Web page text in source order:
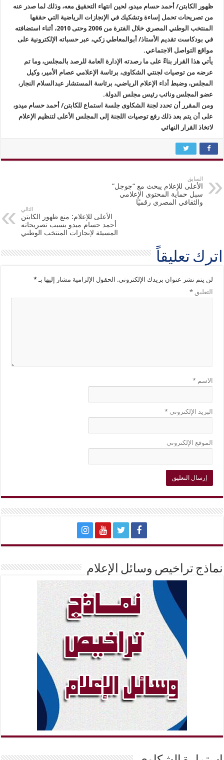
ظهور الكابتن/ أحمد حسام ميدو، لحين انتهاء التحقيق معه، وذلك لما صدر عنه
من تصريحات تحمل إساءة وتشكيك في الإنجازات الرياضية التي حققها
المنتخب الوطني المصري خلال الفترة من 2006 وحتى 2010، أثناء استضافته
في بودكاست تقديم الأستاذ/ أبوالمعاطي زكي، عبر حسباته الإلكترونية على
مواقع التواصل الاجتماعي.
يأتي هذا القرار بناءً على ما رصدته الإدارة العامة للرصد بالمجلس، وما تم
عرضه من توصيات لجنتي الشكاوى، برئاسة الإعلامي عصام الأمير، وكيل
المجلس، وضبط أداء الإعلام الرياضي، برئاسة المستشار عبدالسلام النجار،
عضو المجلس ونائب رئيس مجلس الدولة.
ومن المقرر أن تحدد لجنة الشكاوى جلسة استماع للكابتن/ أحمد حسام ميدو،
على أن يتم بعد ذلك رفع توصيات اللجنة إلى المجلس الأعلى لتنظيم الإعلام
لاتخاذ القرار النهائي
السابق
الأعلى للإعلام يبحث مع “جوجل”
سبل حماية المحتوى الإعلامي
والثقافي المصري رقميًا
التالي
الأعلى للإعلام: منع ظهور الكابتن
أحمد حسام ميدو بسبب تصريحاته
المسيئة لإنجازات المنتخب الوطني
اترك تعليقاً
لن يتم نشر عنوان بريدك الإلكتروني. الحقول الإلزامية مشار إليها بـ*
التعليق*
الاسم*
البريد الإلكتروني*
الموقع الإلكتروني
نماذج تراخيص وسائل الإعلام